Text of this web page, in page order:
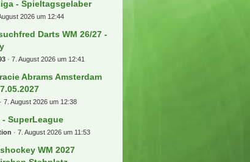
Köln Auswärtskarten
die Premier League +++
teilen für Sky Go / Sky
Pass / NFL Game
/ Spotify usw.
7. August 2026 um 14:59